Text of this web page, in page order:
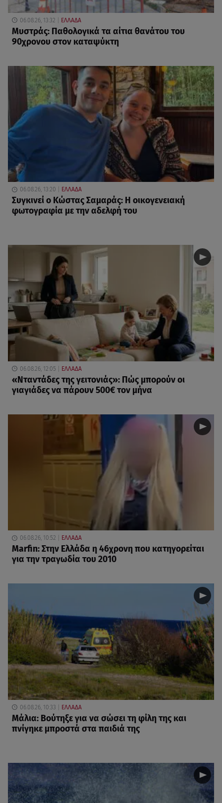
06.08.26, 13:32 ΕΛΛΑΔΑ
Μυστράς: Παθολογικά τα αίτια θανάτου του
90χρονου στον καταψύκτη
06.08.26, 13:20 ΕΛΛΑΔΑ
Συγκινεί ο Κώστας Σαμαράς: Η οικογενειακή
φωτογραφία με την αδελφή του
06.08.26, 12:05 ΕΛΛΑΔΑ
«Νταντάδες της γειτονιάς»: Πώς μπορούν οι
γιαγιάδες να πάρουν 500€ τον μήνα
06.08.26, 10:52 ΕΛΛΑΔΑ
Marfin: Στην Ελλάδα η 46χρονη που κατηγορείται
για την τραγωδία του 2010
06.08.26, 10:33 ΕΛΛΑΔΑ
Μάλια: Βούτηξε για να σώσει τη φίλη της και
πνίγηκε μπροστά στα παιδιά της